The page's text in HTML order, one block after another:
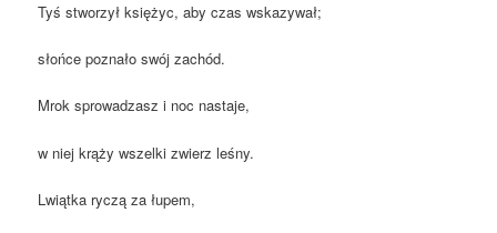
Tyś stworzył księżyc, aby czas wskazywał;
słońce poznało swój zachód.
Mrok sprowadzasz i noc nastaje,
w niej krąży wszelki zwierz leśny.
Lwiątka ryczą za łupem,